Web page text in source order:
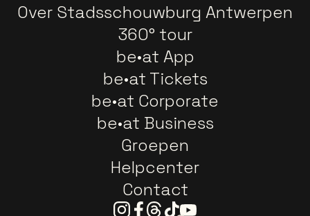
Over Stadsschouwburg Antwerpen
360° tour
be•at App
be•at Tickets
be•at Corporate
be•at Business
Groepen
Helpcenter
Contact
Instagram
Facebook
Threads
TiktokYoutube